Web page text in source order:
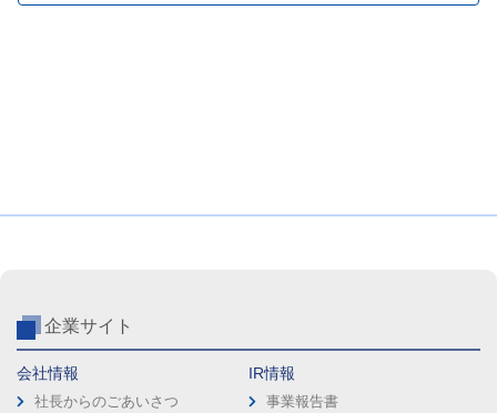
企業サイト
会社情報
社長からのごあいさつ
IR情報
事業報告書